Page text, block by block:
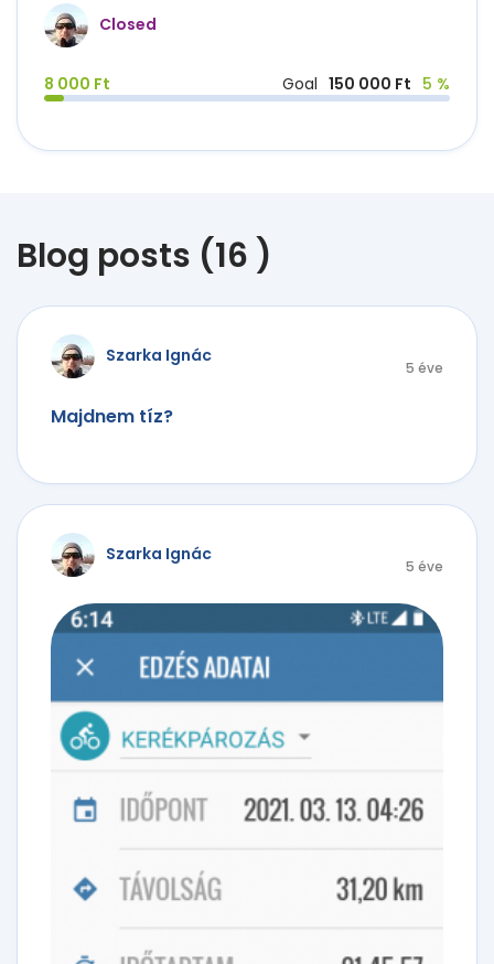
Closed
8 000 Ft Goal 150 000 Ft 5 %
Blog posts (16 )
Szarka Ignác
5 éve
Majdnem tíz?
Szarka Ignác
5 éve